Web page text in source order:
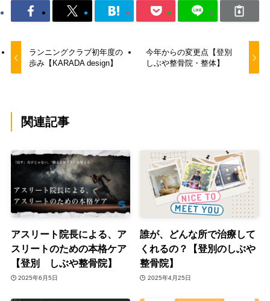
ランニングクラブ初年度の
歩み【KARADA design】
今年からの変更点【登別
しぶや整骨院・整体】
関連記事
アスリート院長による、ア
スリートのための本格ケア
【登別 しぶや整骨院】
2025年6月5日
誰が、どんな所で治療して
くれるの？【登別のしぶや
整骨院】
2025年4月25日